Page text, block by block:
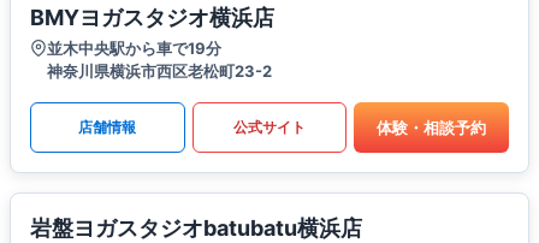
BMYヨガスタジオ横浜店
並木中央駅から車で19分
神奈川県横浜市西区老松町23-2
店舗情報 公式サイト 体験・相談予約
岩盤ヨガスタジオbatubatu横浜店